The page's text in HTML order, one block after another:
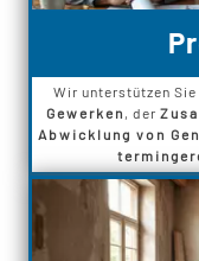
Wir unterstützen
Gewerken , der
Abwicklung von